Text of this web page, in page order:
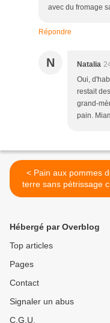
avec du fromage
Répondre
N Natalia
Oui,
restait
grand-
pain.
< Pain aux pommes de
terre sans pétrissage
en cocotte
Hébergé par Overblog
Top articles
Pages
Contact
Signaler un abus
C.G.U.